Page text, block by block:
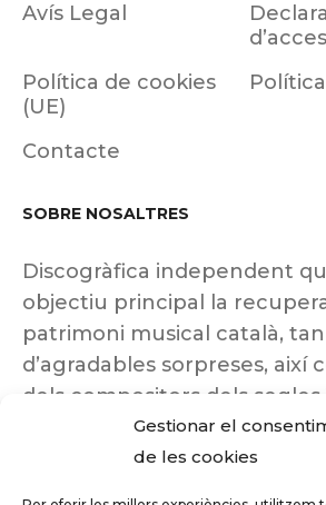
Gestionar el
de les cookies
Avís Legal
Política de cookies
(UE)
Contacte
SOBRE NOSALTRES
Discogràfica independent
objectiu principal la
patrimoni musical català,
d’agradables sorpreses, així
dels compositors dels segles
insuficientment coneguts.